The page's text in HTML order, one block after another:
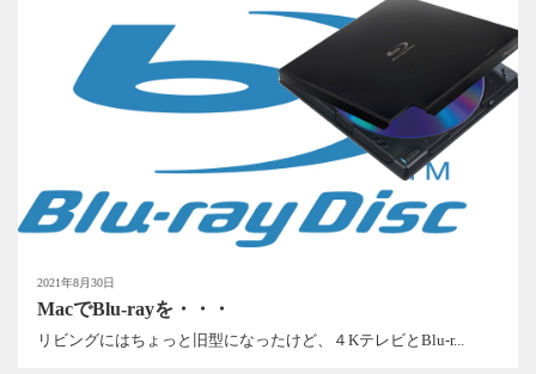
2021年8月30日
MacでBlu-rayを・・・
リビングにはちょっと旧型になったけど、４KテレビとBlu-r...